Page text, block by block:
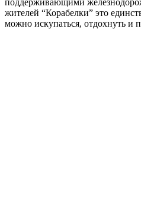
поддерживающими
жителей “Корабелки” это
можно искупаться, отдохнуть и